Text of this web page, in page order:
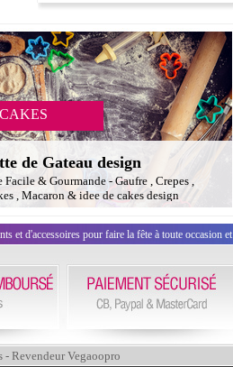
de Gateau design
Facile & Gourmande - Gaufre , Crepes ,
, Macaron & idee de cakes design
et d'accessoires pour faire la fête à toute occasion et
Revendeur Vegaoopro